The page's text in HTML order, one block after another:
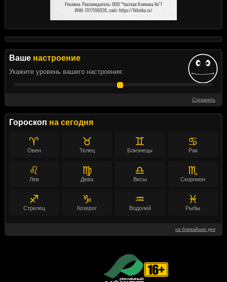
Ваше настроение
Укажите уровень вашего настроения:
Сохранить
Гороскоп на сегодня
♈
Овен
♉
Телец
♊
Близнецы
♋
Рак
♌
Лев
♍
Дева
♎
Весы
♏
Скорпион
♐
Стрелец
♑
Козерог
♒
Водолей
♓
Рыбы
на ближайшие дни